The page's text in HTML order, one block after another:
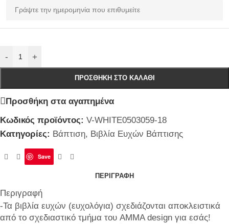
- +
ΠΡΟΣΘΉΚΗ ΣΤΟ ΚΑΛΆΘΙ
Προσθήκη στα αγαπημένα
Κωδικός προϊόντος: V-WHITE0503059-18
Κατηγορίες: Βάπτιση, Βιβλία Ευχών Βάπτισης
Save
ΠΕΡΙΓΡΑΦΉ
Περιγραφή
-Τα βιβλία ευχών (ευχολόγια) σχεδιάζονται αποκλειστικά
από το σχεδιαστικό τμήμα του AMMA design για εσάς!